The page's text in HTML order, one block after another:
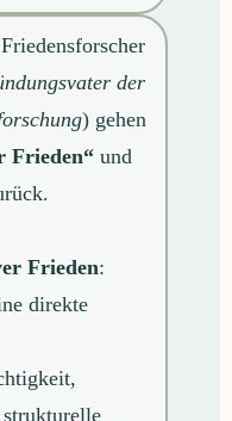
der
) gehen
Frieden“ und
Frieden:
direkte